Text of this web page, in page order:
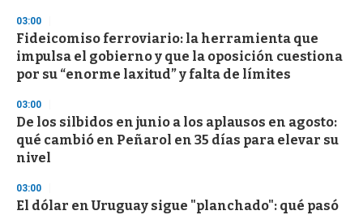
03:00
Fideicomiso ferroviario: la herramienta que
impulsa el gobierno y que la oposición cuestiona
por su “enorme laxitud” y falta de límites
03:00
De los silbidos en junio a los aplausos en agosto:
qué cambió en Peñarol en 35 días para elevar su
nivel
03:00
El dólar en Uruguay sigue "planchado": qué pasó